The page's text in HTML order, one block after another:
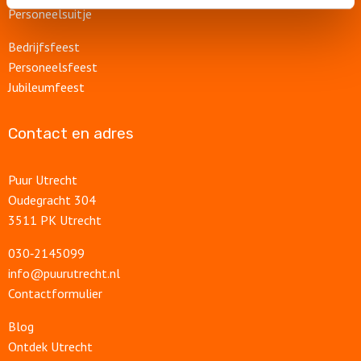
Personeelsuitje
Bedrijfsfeest
Personeelsfeest
Jubileumfeest
Contact en adres
Puur Utrecht
Oudegracht 304
3511 PK Utrecht
030‑2145099
info@puurutrecht.nl
Contactformulier
Blog
Ontdek Utrecht